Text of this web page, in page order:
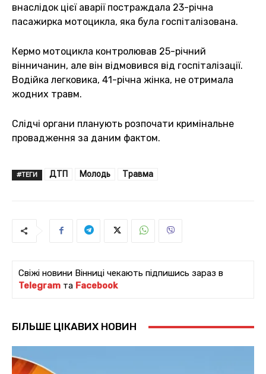
внаслідок цієї аварії постраждала 23-річна
пасажирка мотоцикла, яка була госпіталізована.
Кермо мотоцикла контролював 25-річний
вінничанин, але він відмовився від госпіталізації.
Водійка легковика, 41-річна жінка, не отримала
жодних травм.
Слідчі органи планують розпочати кримінальне
провадження за даним фактом.
#ТЕГИ ДТП Молодь Травма
Свіжі новини Вінниці чекають підпишись зараз в
Telegram та Facebook
БІЛЬШЕ ЦІКАВИХ НОВИН